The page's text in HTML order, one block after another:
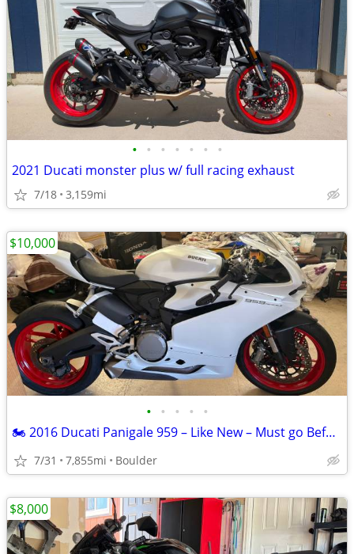
• • • • • • •
2021 Ducati monster plus w/ full racing exhaust
7/18 3,159mi
• • • • •
🏍️ 2016 Ducati Panigale 959 – Like New – Must go Before Summer Ends
7/31 7,855mi Boulder
$10,000
$8,000